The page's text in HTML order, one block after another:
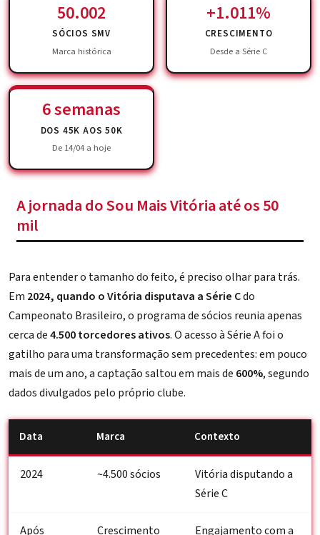
50.002
SÓCIOS SMV
Marca histórica
+1.011%
CRESCIMENTO
Desde a Série C
6 semanas
DOS 45K AOS 50K
De 14/04 a hoje
A jornada do Sou Mais Vitória até os 50
mil
Para entender o tamanho do feito, é preciso olhar para trás.
Em 2024, quando o Vitória disputava a Série Cdo
Campeonato Brasileiro, o programa de sócios reunia apenas
cerca de4.500 torcedores ativos. O acesso à Série A foi o
gatilho para uma transformação sem precedentes: em pouco
mais de um ano, a captação saltou em mais de 600%, segundo
dados divulgados pelo próprio clube.
Data Marca Contexto
2024 ~4.500 sócios
Vitória disputando a
Série C
Após
Crescimento
Engajamento com a